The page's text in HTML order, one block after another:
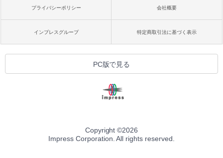
プライバシーポリシー 会社概要
インプレスグループ 特定商取引法に基づく表示
PC版で見る
Copyright ©2026
Impress Corporation. All rights reserved.